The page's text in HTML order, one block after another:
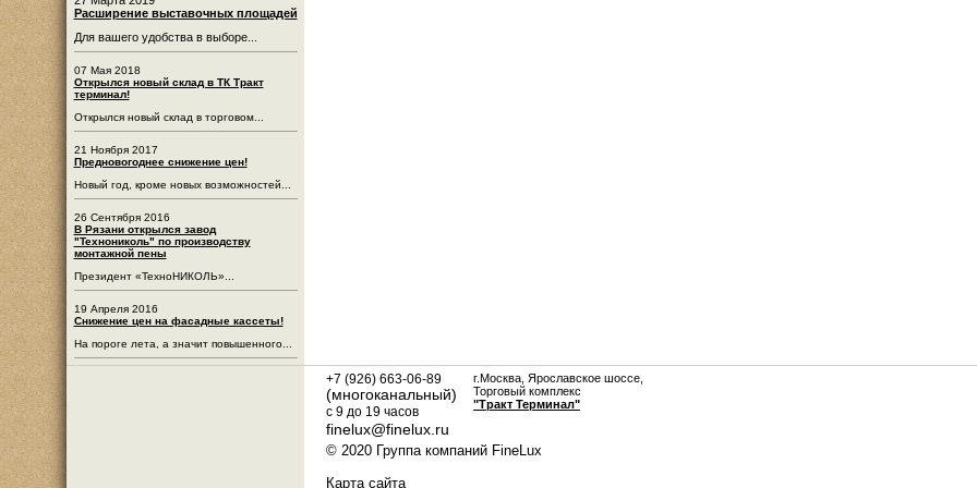
Расширение выставочных площадей
Для вашего удобства в выборе...
07 Мая 2018
Открылся новый склад в ТК Тракт
терминал!
Открылся новый склад в торговом...
21 Ноября 2017
Предновогоднее снижение цен!
Новый год, кроме новых возможностей...
26 Сентября 2016
В Рязани открылся завод
"Технониколь" по производству
монтажной пены
Президент «ТехноНИКОЛЬ»...
19 Апреля 2016
Снижение цен на фасадные кассеты!
На пороге лета, а значит повышенного...
+7 (926) 663-06-89
(многоканальный)
с 9 до 19 часов
finelux@finelux.ru
г.Москва, Ярославское шоссе,
Торговый комплекс
"Тракт Терминал"
© 2020 Группа компаний FineLux
Карта сайта